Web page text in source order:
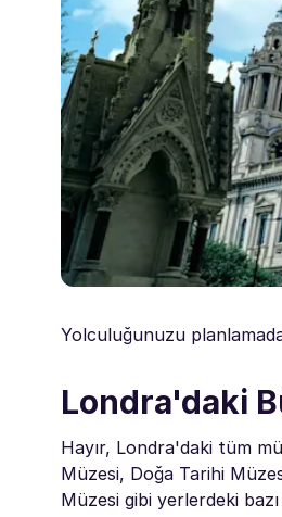
Yolculuğunuzu
Londra'daki
Hayır, Londra'daki tüm
Müzesi, Doğa Tarihi
Müzesi gibi yerlerdeki